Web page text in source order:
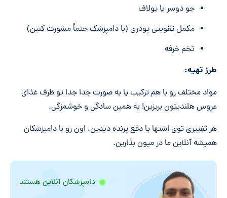
جو دوسر یا یولاف
مکمل تقویتی پودری (با دامپزشک حتماً مشورت کنین)
تخم خرفه
طرز تهیه:
مواد مختلف رو با هم ترکیب یا به صورت جدا جدا تو ظرف غذای
عروس هلندیتون بریزین! به همین سادگی و خوشمزگی.
هر تغییری توی اشتها یا دفع پرنده دیدین، اون رو با دامپزشکان
همیشه آنلاین ما در میون بذارین.
دامپزشکان آنلاین هستند